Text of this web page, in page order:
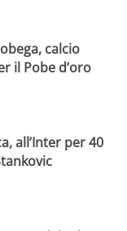
calcio
il Pobe d’oro
all’Inter per 40